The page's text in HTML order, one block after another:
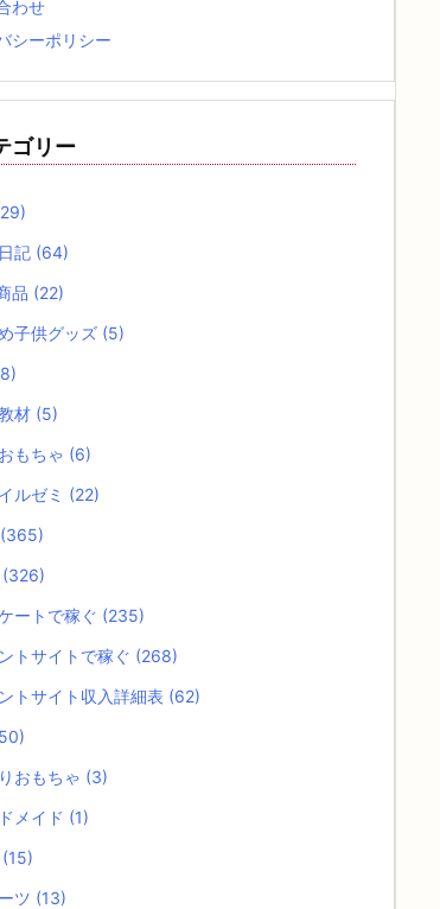
わせ
シーポリシー
ゴリー
記 (64)
品 (22)
子供グッズ (5)
材 (5)
もちゃ (6)
ルゼミ (22)
(365)
(326)
ートで稼ぐ (235)
トサイトで稼ぐ (268)
トサイト収入詳細表 (62)
おもちゃ (3)
メイド (1)
(15)
ツ (13)